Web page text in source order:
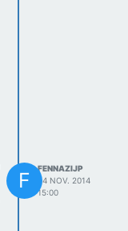
F
FENNAZIJP
24 NOV. 2014
15:00